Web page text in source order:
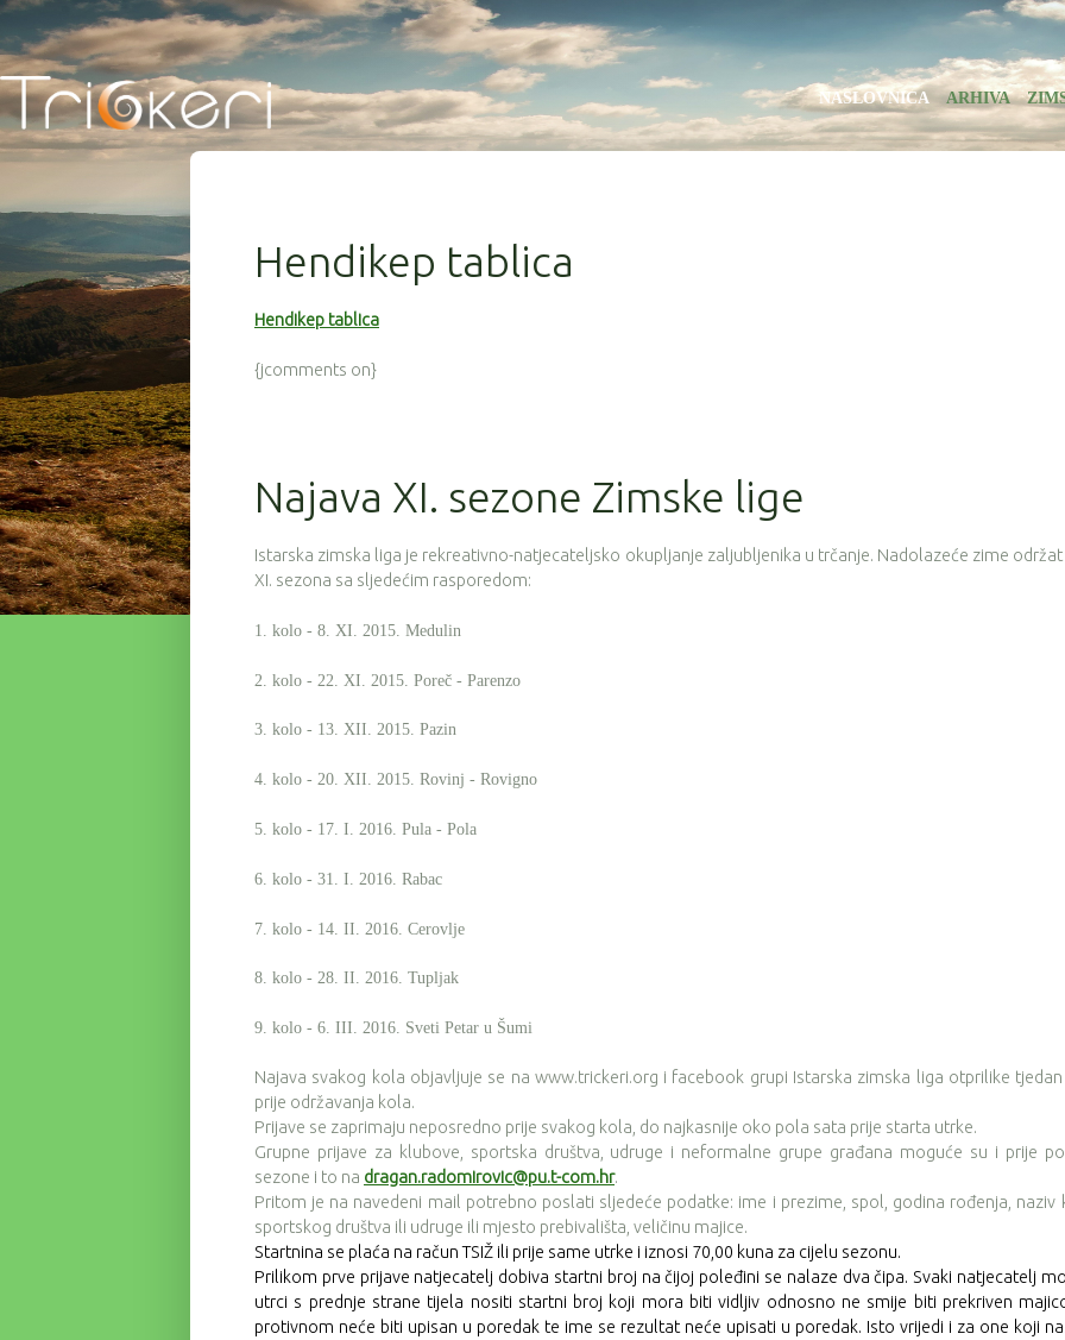
NASLOVNICA ARHIVA
Hendikep tablica
Hendikep tablica
{jcomments on}
Najava XI. sezone Zimske lige
Istarska zimska liga je rekreativno-natjecateljsko okupljanje zaljubljenika u trčanje. Nadolazeće zime održat
XI. sezona sa sljedećim rasporedom:
1. kolo - 8. XI. 2015. Medulin
2. kolo - 22. XI. 2015. Poreč - Parenzo
3. kolo - 13. XII. 2015. Pazin
4. kolo - 20. XII. 2015. Rovinj - Rovigno
5. kolo - 17. I. 2016. Pula - Pola
6. kolo - 31. I. 2016. Rabac
7. kolo - 14. II. 2016. Cerovlje
8. kolo - 28. II. 2016. Tupljak
9. kolo - 6. III. 2016. Sveti Petar u Šumi
Najava svakog kola objavljuje se na www.trickeri.org i facebook grupi Istarska zimska liga otprilike
prije održavanja kola.
Prijave se zaprimaju neposredno prije svakog kola, do najkasnije oko pola sata prije starta utrke.
Grupne prijave za klubove, sportska društva, udruge i neformalne grupe građana moguće su i prije
sezone i to na dragan.radomirovic@pu.t-com.hr.
Pritom je na navedeni mail potrebno poslati sljedeće podatke: ime i prezime, spol, godina rođenja, naziv
sportskog društva ili udruge ili mjesto prebivališta, veličinu majice.
Startnina se plaća na račun TSIŽ ili prije same utrke i iznosi 70,00 kuna za cijelu sezonu.
Prilikom prve prijave natjecatelj dobiva startni broj na čijoj poleđini se nalaze dva čipa. Svaki natjecatelj
utrci s prednje strane tijela nositi startni broj koji mora biti vidljiv odnosno ne smije biti prekriven
protivnom neće biti upisan u poredak te ime se rezultat neće upisati u poredak. Isto vrijedi i za one koji